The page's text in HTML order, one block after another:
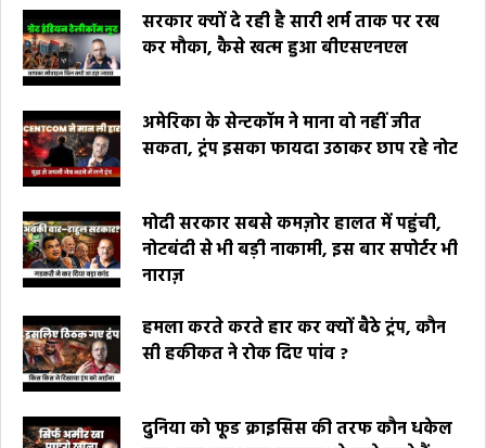
सरकार क्यों दे रही है सारी शर्म ताक पर रख
कर मौका, कैसे खत्म हुआ बीएसएनएल
अमेरिका के सेन्टकॉम ने माना वो नहीं जीत
सकता, ट्रंप इसका फायदा उठाकर छाप रहे नोट
मोदी सरकार सबसे कमज़ोर हालत में पहुंची,
नोटबंदी से भी बड़ी नाकामी, इस बार सपोर्टर भी
नाराज़
हमला करते करते हार कर क्यों बैठे ट्रंप, कौन
सी हकीकत ने रोक दिए पांव ?
दुनिया को फूड क्राइसिस की तरफ कौन धकेल